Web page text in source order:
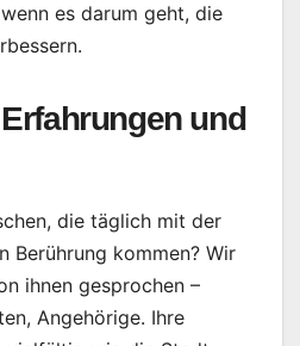
es darum geht, die
und
die täglich mit der
Berührung kommen? Wir
ihnen gesprochen –
Angehörige. Ihre